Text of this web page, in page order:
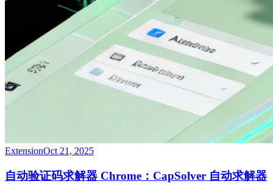
ExtensionOct 21, 2025
自动验证码求解器 Chrome：CapSolver 自动求解器